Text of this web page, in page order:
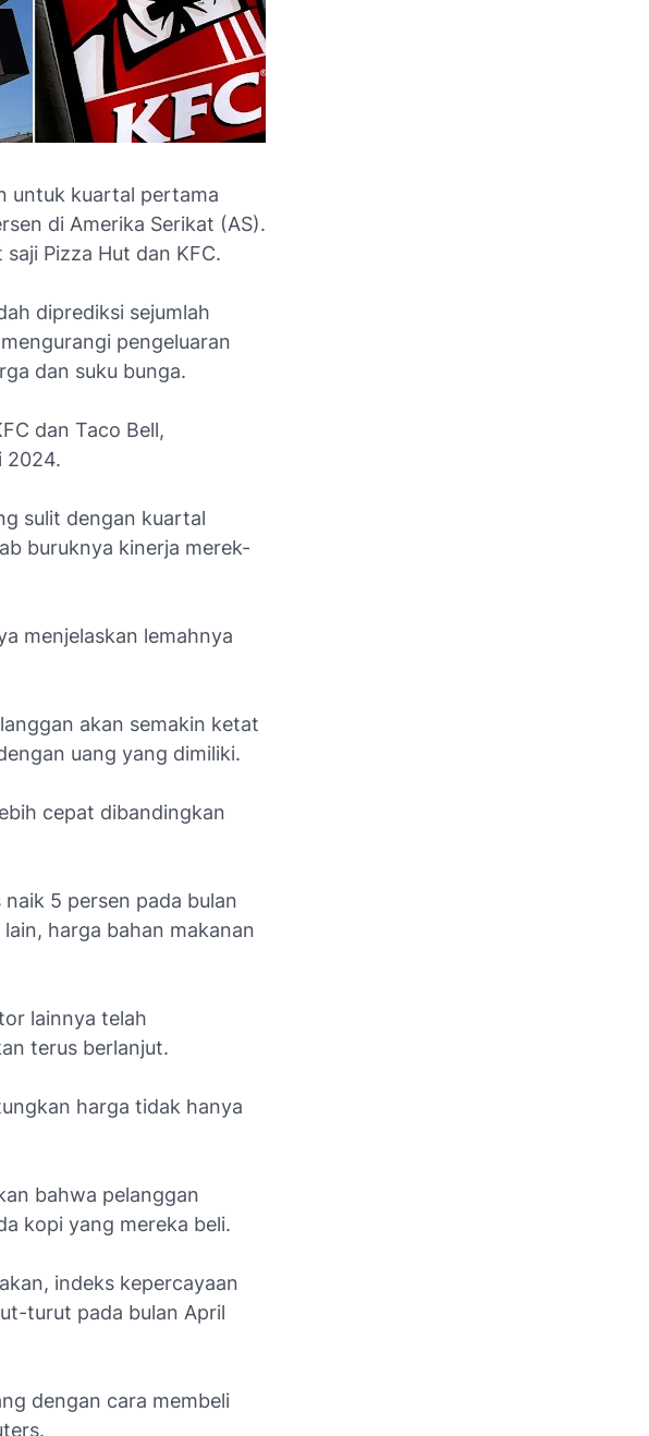
untuk kuartal pertama
di Amerika Serikat (AS).
Pizza Hut dan KFC.
diprediksi sejumlah
pengeluaran
dan suku bunga.
dan Taco Bell,
2024.
sulit dengan kuartal
buruknya kinerja merek-
menjelaskan lemahnya
akan semakin ketat
uang yang dimiliki.
cepat dibandingkan
5 persen pada bulan
harga bahan makanan
lainnya telah
terus berlanjut.
harga tidak hanya
bahwa pelanggan
kopi yang mereka beli.
indeks kepercayaan
turut pada bulan April
dengan cara membeli